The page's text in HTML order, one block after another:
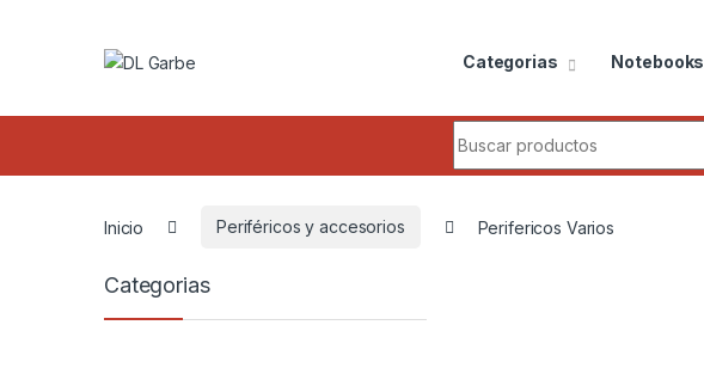
Categorias Notebooks
Inicio Periféricos y accesorios Perifericos Varios
Categorias